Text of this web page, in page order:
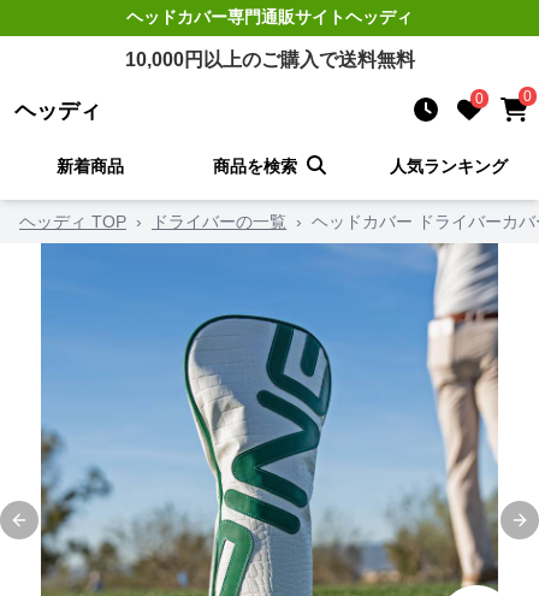
ヘッドカバー専門通販サイトヘッディ
10,000円以上のご購入で送料無料
ヘッディ 0 0
新着商品 商品を検索 人気ランキング
ヘッディ TOP › ドライバーの一覧 › ヘッドカバー ドライバーカ
Previous slide